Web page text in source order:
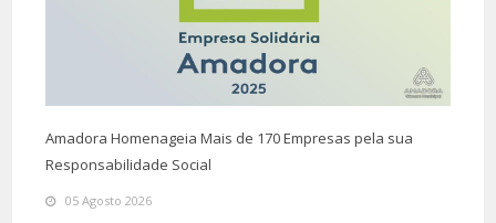
Amadora Homenageia Mais de 170 Empresas pela sua
Responsabilidade Social
05 Agosto 2026